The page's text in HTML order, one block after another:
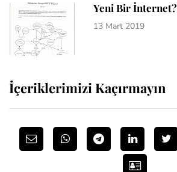
Yeni Bir İnternet?
13 Mart 2019
İçeriklerimizi Kaçırmayın